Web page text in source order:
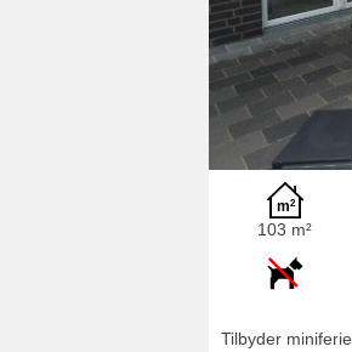
103 m²
Tilbyder miniferie